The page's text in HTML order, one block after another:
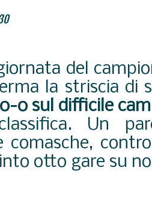
del
la striscia di
0 sul difficile
Un
comasche,
otto gare su